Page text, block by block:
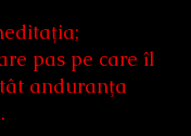
pas pe care îl
anduranţa